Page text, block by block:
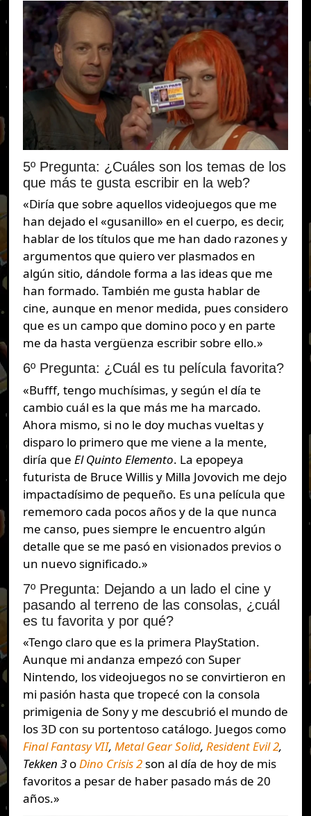
5º Pregunta: ¿Cuáles son los temas de los
que más te gusta escribir en la web?
«Diría que sobre aquellos videojuegos que me
han dejado el «gusanillo» en el cuerpo, es decir,
hablar de los títulos que me han dado razones y
argumentos que quiero ver plasmados en
algún sitio, dándole forma a las ideas que me
han formado. También me gusta hablar de
cine, aunque en menor medida, pues considero
que es un campo que domino poco y en parte
me da hasta vergüenza escribir sobre ello.»
6º Pregunta: ¿Cuál es tu película favorita?
«Bufff, tengo muchísimas, y según el día te
cambio cuál es la que más me ha marcado.
Ahora mismo, si no le doy muchas vueltas y
disparo lo primero que me viene a la mente,
diría que El Quinto Elemento. La epopeya
futurista de Bruce Willis y Milla Jovovich me dejo
impactadísimo de pequeño. Es una película que
rememoro cada pocos años y de la que nunca
me canso, pues siempre le encuentro algún
detalle que se me pasó en visionados previos o
un nuevo significado.»
7º Pregunta: Dejando a un lado el cine y
pasando al terreno de las consolas, ¿cuál
es tu favorita y por qué?
«Tengo claro que es la primera PlayStation.
Aunque mi andanza empezó con Super
Nintendo, los videojuegos no se convirtieron en
mi pasión hasta que tropecé con la consola
primigenia de Sony y me descubrió el mundo de
los 3D con su portentoso catálogo. Juegos como
Final Fantasy VII, Metal Gear Solid, Resident Evil 2,
Tekken 3oDino Crisis 2son al día de hoy de mis
favoritos a pesar de haber pasado más de 20
años.»